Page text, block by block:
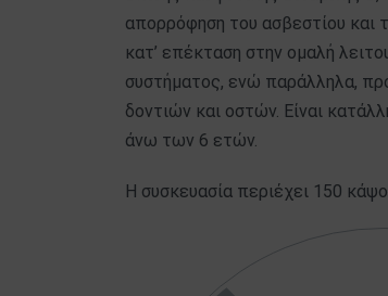
απορρόφηση του ασβεστίου
κατ’ επέκταση στην ομαλή
συστήματος, ενώ παράλληλα,
δοντιών και οστών. Είναι
άνω των 6 ετών.
Η συσκευασία περιέχει 150